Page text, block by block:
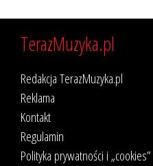
TerazMuzyka.pl
Redakcja TerazMuzyka.pl
Reklama
Kontakt
Regulamin
Polityka prywatności i „cookies”